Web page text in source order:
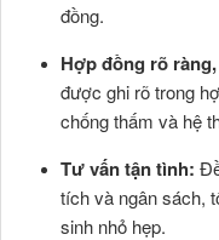
đồng.
Hợp đồng rõ
được ghi rõ trong
chống thấm và hệ
Tư vấn tận tình:
tích và ngân sách,
sinh nhỏ hẹp.